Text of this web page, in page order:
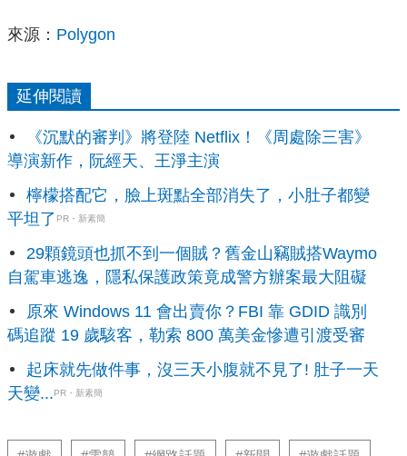
來源： Polygon
延伸閱讀
《沉默的審判》將登陸 Netflix！《周處除三害》
導演新作，阮經天、王淨主演
檸檬搭配它，臉上斑點全部消失了，小肚子都變
平坦了 PR・新素簡
29顆鏡頭也抓不到一個賊？舊金山竊賊搭Waymo
自駕車逃逸，隱私保護政策竟成警方辦案最大阻礙
原來 Windows 11 會出賣你？FBI 靠 GDID 識別
碼追蹤 19 歲駭客，勒索 800 萬美金慘遭引渡受審
起床就先做件事，沒三天小腹就不見了! 肚子一天
天變...PR・新素簡